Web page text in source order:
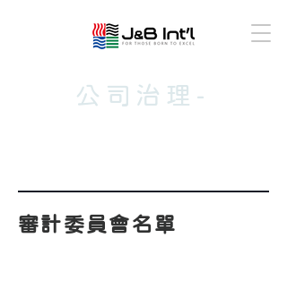
公司治理-
​審計委員會名單